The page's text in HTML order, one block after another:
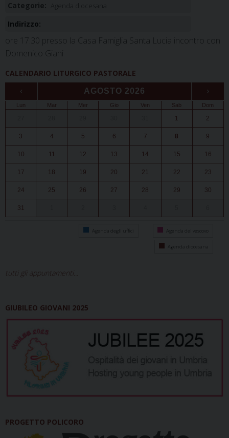
Categorie:
Indirizzo:
ore 17.30 presso la Casa Famiglia Santa Lucia incontro con
Domenico Giani
CALENDARIO LITURGICO PASTORALE
‹ AGOSTO 2026 ›
Lun Mar Mer Gio Ven Sab Dom
1 2
3 4 5 6 7 8 9
10 11 12 13 14 15 16
17 18 19 20 21 22 23
24 25 26 27 28 29 30
31
Agenda degli uffici Agenda del vescovo
Agenda diocesana
tutti gli appuntamenti...
GIUBILEO GIOVANI 2025
PROGETTO POLICORO